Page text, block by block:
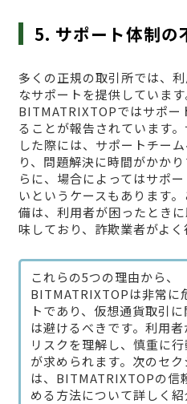
5. サポート体制の
多くの正規の取引所では、
なサポートを提供しています
BITMATRIXTOPではサポー
ることが報告されています
した際には、サポートチー
り、問題解決に時間がかか
らに、場合によってはサポ
いというケースもあります
備は、利用者が困ったとき
味しており、詐欺業者がよく
これらの5つの理由から、
BITMATRIXTOPは非常に
トであり、仮想通貨取引
は避けるべきです。利用
リスクを理解し、慎重に
が求められます。次のセク
は、BITMATRIXTOPの信
める方法について詳しく紹